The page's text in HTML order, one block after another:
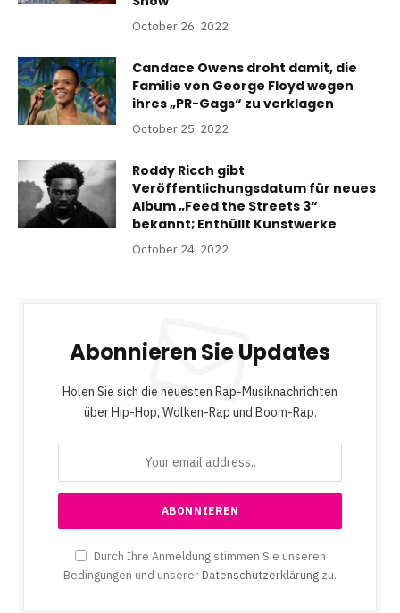
October 26, 2022
Candace Owens droht damit, die
Familie von George Floyd wegen
ihres „PR-Gags“ zu verklagen
October 25, 2022
Roddy Ricch gibt
Veröffentlichungsdatum für neues
Album „Feed the Streets 3“
bekannt; Enthüllt Kunstwerke
October 24, 2022
Abonnieren Sie Updates
Holen Sie sich die neuesten Rap-Musiknachrichten
über Hip-Hop, Wolken-Rap und Boom-Rap.
Durch Ihre Anmeldung stimmen Sie unseren
Bedingungen und unserer Datenschutzerklärung zu.